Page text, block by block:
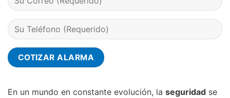
En un mundo en constante evolución, la seguridad se